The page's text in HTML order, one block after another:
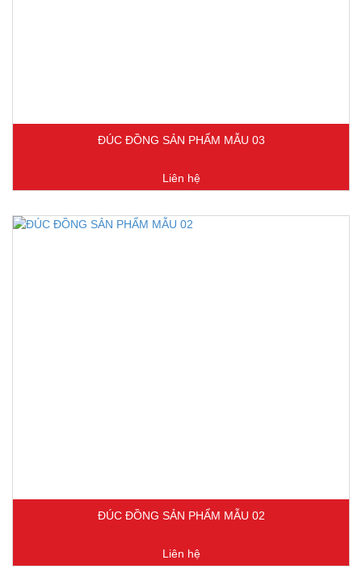
ĐÚC ĐỒNG SẢN PHẨM MẪU 03
Liên hệ
ĐÚC ĐỒNG SẢN PHẨM MẪU 02
Liên hệ